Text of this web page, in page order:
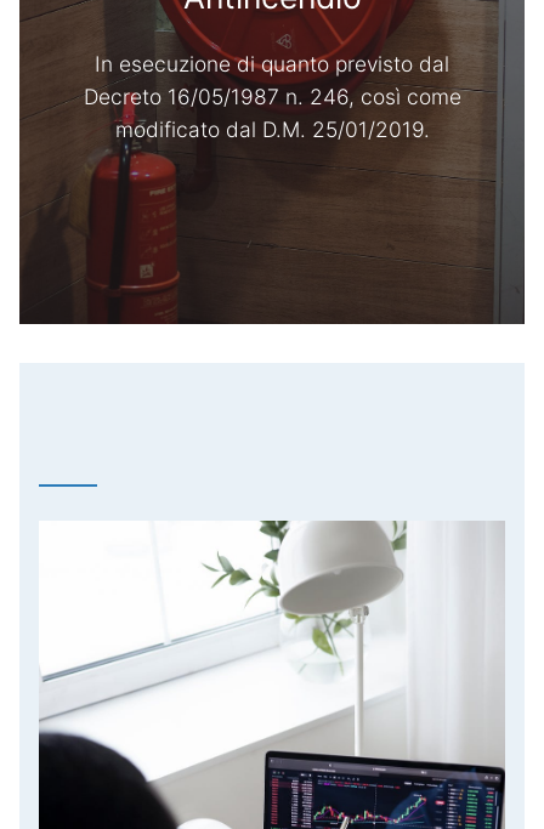
In esecuzione di quanto previsto dal
Decreto 16/05/1987 n. 246, così come
modificato dal D.M. 25/01/2019.